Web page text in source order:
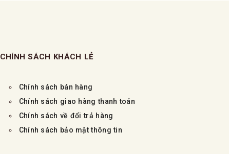
CHÍNH SÁCH KHÁCH LẺ
Chính sách bán hàng
Chính sách giao hàng thanh toán
Chính sách về đổi trả hàng
Chính sách bảo mật thông tin